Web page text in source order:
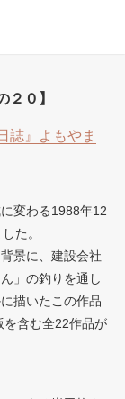
０】
誌』よもやま
変わる1988年12
た。
景に、建設会社
」の釣りを通し
描いたこの作品
を含む全22作品が